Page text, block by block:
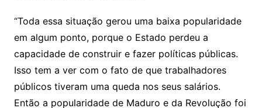
“Toda essa situação gerou uma baixa popularidade
em algum ponto, porque o Estado perdeu a
capacidade de construir e fazer políticas públicas.
Isso tem a ver com o fato de que trabalhadores
públicos tiveram uma queda nos seus salários.
Então a popularidade de Maduro e da Revolução foi